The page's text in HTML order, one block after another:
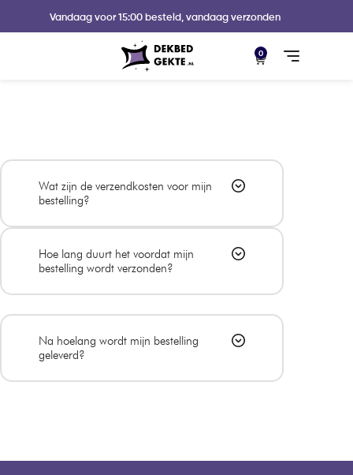
Vandaag voor 15:00 besteld, vandaag verzonden
0
Wat zijn de verzendkosten voor mijn
bestelling?
Hoe lang duurt het voordat mijn
bestelling wordt verzonden?
Na hoelang wordt mijn bestelling
geleverd?